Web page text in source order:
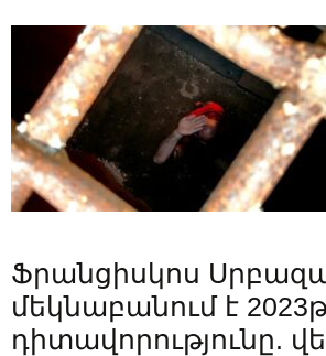
Ֆրանցիսկոս
մեկնաբանում է
դիտավորությունը.